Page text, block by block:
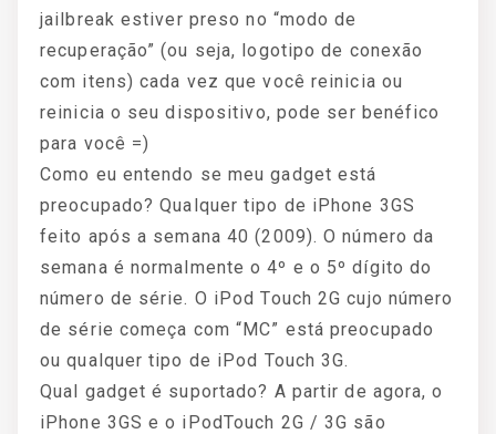
jailbreak estiver preso no “modo de
recuperação” (ou seja, logotipo de conexão
com itens) cada vez que você reinicia ou
reinicia o seu dispositivo, pode ser benéfico
para você =)
Como eu entendo se meu gadget está
preocupado? Qualquer tipo de iPhone 3GS
feito após a semana 40 (2009). O número da
semana é normalmente o 4º e o 5º dígito do
número de série. O iPod Touch 2G cujo número
de série começa com “MC” está preocupado
ou qualquer tipo de iPod Touch 3G.
Qual gadget é suportado? A partir de agora, o
iPhone 3GS e o iPodTouch 2G / 3G são